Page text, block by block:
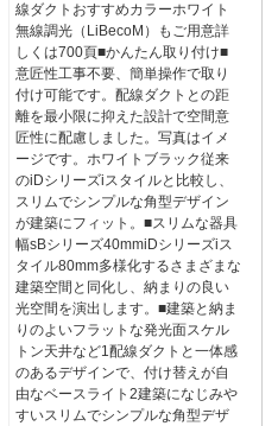
線ダクトおすすめカラーホワイト
無線調光（LiBecoM）もご用意詳
しくは700頁■かんたん取り付け■
意匠性工事不要、簡単操作で取り
付け可能です。配線ダクトとの距
離を最小限に抑えた設計で空間意
匠性に配慮しました。写真はイメ
ージです。ホワイトブラック従来
のiDシリーズiスタイルと比較し、
スリムでシンプルな角型デザイン
が建築にフィット。■スリムな器具
幅sBシリーズ40mmiDシリーズiス
タイル80mm多様化するさまざまな
建築空間と同化し、納まりの良い
光空間を演出します。■建築と納ま
りのよいフラットな発光面スケル
トン天井など1配線ダクトと一体感
のあるデザインで、付け替えが自
由なベースライト2建築になじみや
すいスリムでシンプルな角型デザ